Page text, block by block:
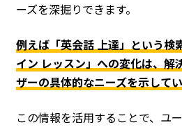
ーズを深掘りできます。
例えば「英会話 上達」という検
イン レッスン」への変化は、解
ザーの具体的なニーズを示してい
この情報を活用することで、ユ